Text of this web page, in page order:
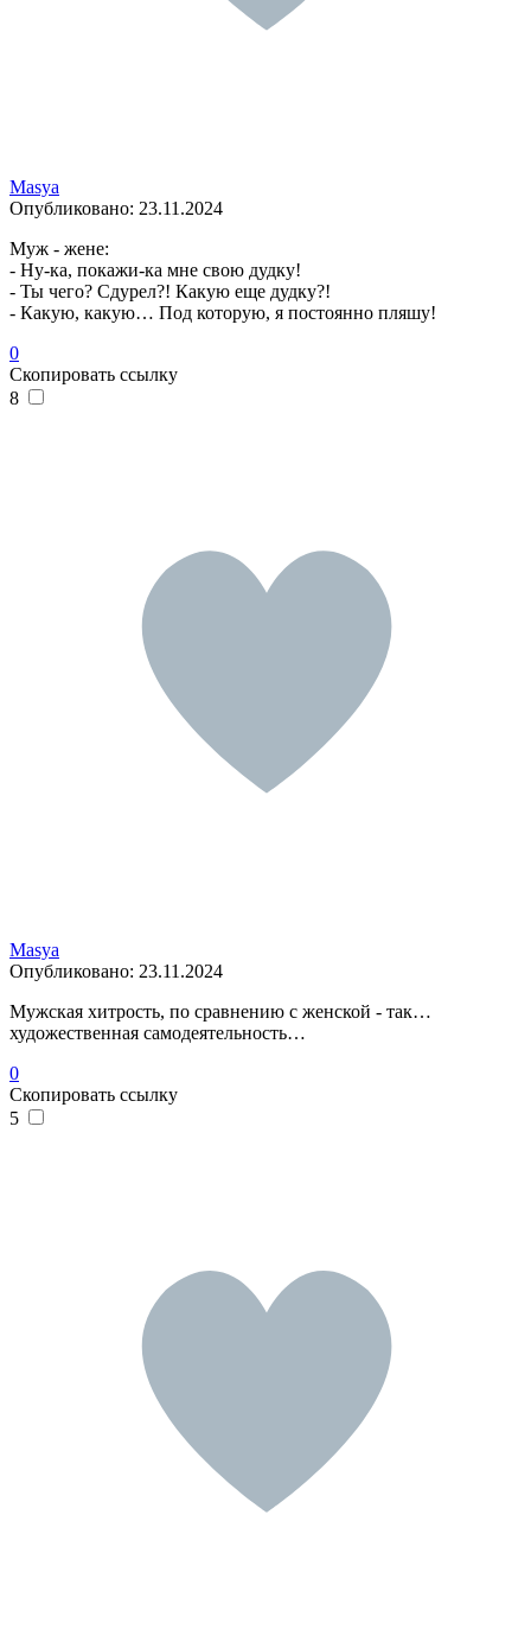
Masya
Опубликовано: 23.11.2024
Муж - жене:
- Ну-ка, покажи-ка мне свою дудку!
- Ты чего? Сдурел?! Какую еще дудку?!
- Какую, какую… Под которую, я постоянно пляшу!
0
Скопировать ссылку
8
Masya
Опубликовано: 23.11.2024
Мужская хитрость, по сравнению с женской - так…
художественная самодеятельность…
0
Скопировать ссылку
5